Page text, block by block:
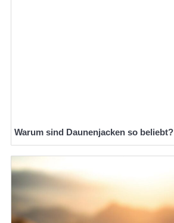
Warum sind Daunenjacken so beliebt?